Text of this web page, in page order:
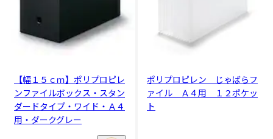
【幅１５ｃｍ】ポリプロピレ
ンファイルボックス・スタン
ダードタイプ・ワイド・Ａ４
用・ダークグレー
ポリプロピレン じゃばらフ
ァイル Ａ４用 １２ポケッ
ト